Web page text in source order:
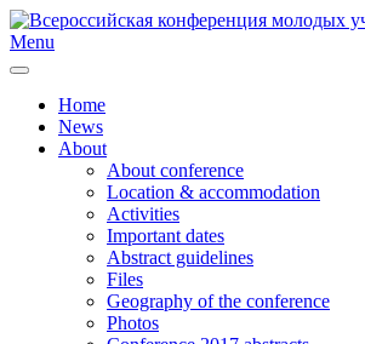
Menu
Home
News
About
About conference
Location & accommodation
Activities
Important dates
Abstract guidelines
Files
Geography of the conference
Photos